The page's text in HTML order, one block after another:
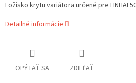
Ložisko krytu variátora určené pre LINHAI
Detailné informácie
OPÝTAŤ SA ZDIEĽAŤ